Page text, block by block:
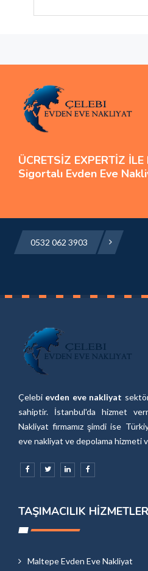
ÜCRETSİZ EXPERTİZ İLE
Sigortalı Evden Eve
0532 062 3903
Çelebi evden eve nakliyat
sahiptir. İstanbul'da hizmet
Nakliyat firmamız şimdi ise
eve nakliyat ve depolama hizmeti
TAŞIMACILIK
Maltepe Evden Eve Nakliyat